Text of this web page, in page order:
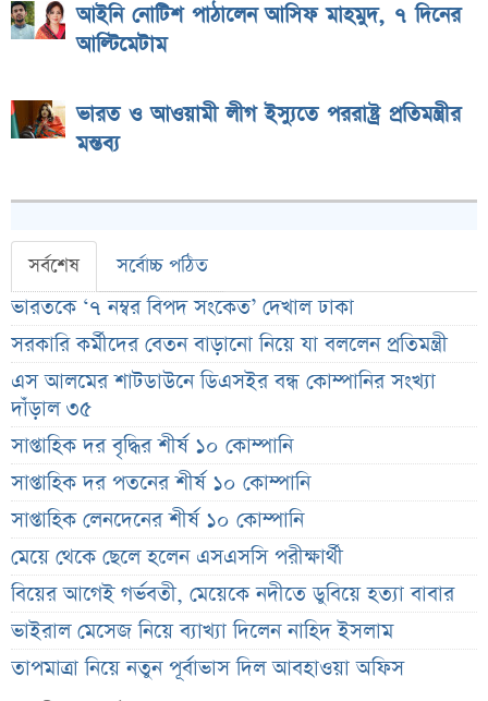
আইনি নোটিশ পাঠালেন আসিফ মাহমুদ, ৭ দিনের
আল্টিমেটাম
ভারত ও আওয়ামী লীগ ইস্যুতে পররাষ্ট্র প্রতিমন্ত্রীর
মন্তব্য
সর্বশেষ সর্বোচ্চ পঠিত
ভারতকে ‘৭ নম্বর বিপদ সংকেত’ দেখাল ঢাকা
সরকারি কর্মীদের বেতন বাড়ানো নিয়ে যা বললেন প্রতিমন্ত্রী
এস আলমের শাটডাউনে ডিএসইর বন্ধ কোম্পানির সংখ্যা
দাঁড়াল ৩৫
সাপ্তাহিক দর বৃদ্ধির শীর্ষ ১০ কোম্পানি
সাপ্তাহিক দর পতনের শীর্ষ ১০ কোম্পানি
সাপ্তাহিক লেনদেনের শীর্ষ ১০ কোম্পানি
মেয়ে থেকে ছেলে হলেন এসএসসি পরীক্ষার্থী
বিয়ের আগেই গর্ভবতী, মেয়েকে নদীতে ডুবিয়ে হত্যা বাবার
ভাইরাল মেসেজ নিয়ে ব্যাখ্যা দিলেন নাহিদ ইসলাম
তাপমাত্রা নিয়ে নতুন পূর্বাভাস দিল আবহাওয়া অফিস